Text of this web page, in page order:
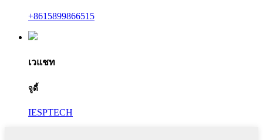
+8615899866515
เวแชท
จูดี้
IESPTECH